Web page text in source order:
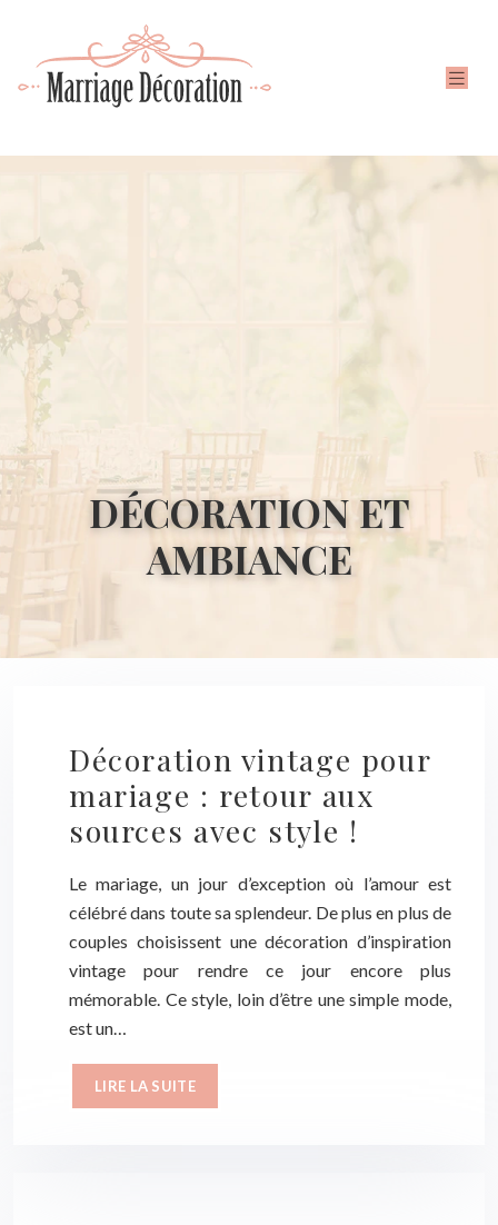
DÉCORATION ET
AMBIANCE
Décoration vintage pour
mariage : retour aux
sources avec style !
Le mariage, un jour d’exception où l’amour est
célébré dans toute sa splendeur. De plus en plus de
couples choisissent une décoration d’inspiration
vintage pour rendre ce jour encore plus
mémorable. Ce style, loin d’être une simple mode,
est un…
LIRE LA SUITE